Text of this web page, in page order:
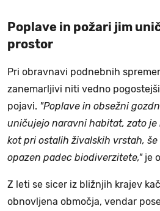
Poplave in požari jim
prostor
Pri obravnavi podnebnih
zanemarljivi niti vedno
pojavi. "Poplave in obsežni
uničujejo naravni habitat, zato
kot pri ostalih živalskih vrstah,
opazen padec biodiverzitete," je
Z leti se sicer iz bližnjih krajev
obnovljena območja, vendar